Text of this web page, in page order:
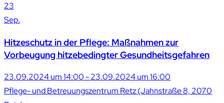
23
Sep.
Hitzeschutz in der Pflege: Maßnahmen zur
Vorbeugung hitzebedingter Gesundheitsgefahren
23.09.2024 um 14:00 - 23.09.2024 um 16:00
Pflege- und Betreuungszentrum Retz (Jahnstraße 8, 2070